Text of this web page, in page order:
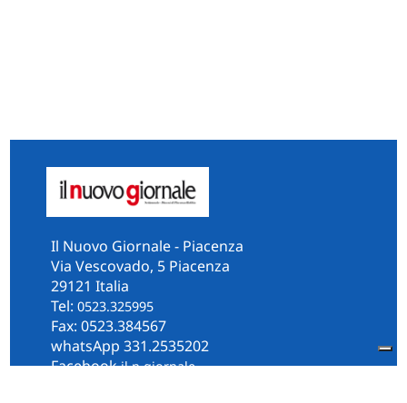
Il Nuovo Giornale - Piacenza
Via Vescovado, 5 Piacenza
29121 Italia
Tel: 0523.325995
Fax: 0523.384567
whatsApp 331.2535202
Facebookil.n.giornale